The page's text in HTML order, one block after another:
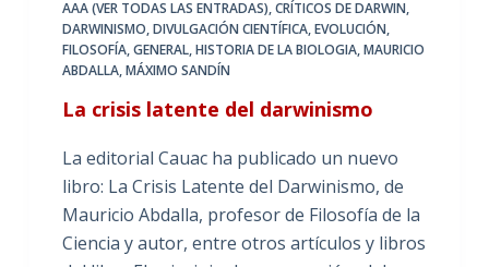
AAA (VER TODAS LAS ENTRADAS),CRÍTICOS DE DARWIN,
DARWINISMO,DIVULGACIÓN CIENTÍFICA,EVOLUCIÓN,
FILOSOFÍA,GENERAL,HISTORIA DE LA BIOLOGIA,MAURICIO
ABDALLA,MÁXIMO SANDÍN
La crisis latente del darwinismo
La editorial Cauac ha publicado un nuevo
libro: La Crisis Latente del Darwinismo, de
Mauricio Abdalla, profesor de Filosofía de la
Ciencia y autor, entre otros artículos y libros